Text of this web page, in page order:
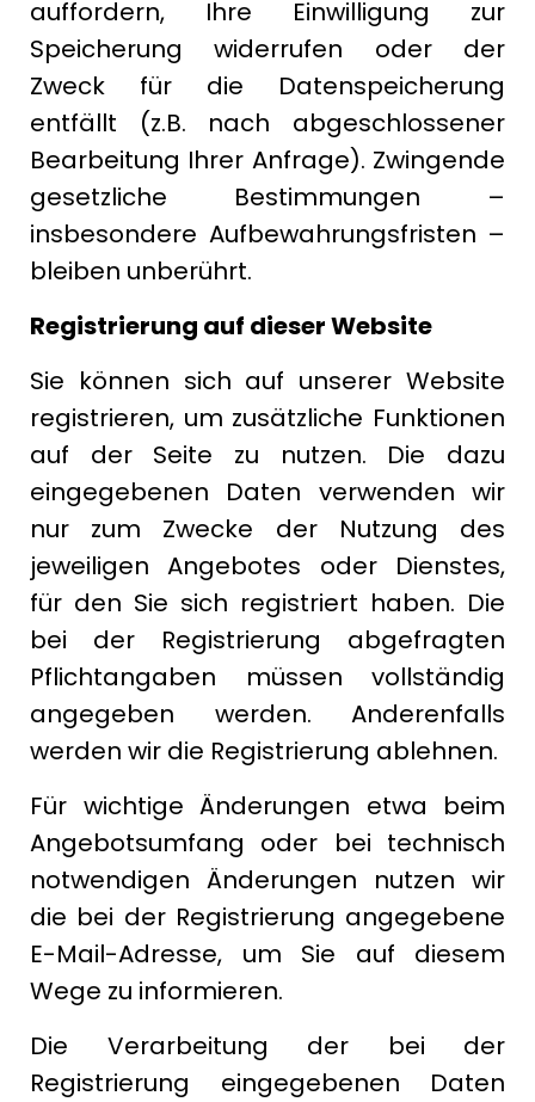
auffordern, Ihre Einwilligung zur
Speicherung widerrufen oder der
Zweck für die Datenspeicherung
entfällt (z.B. nach abgeschlossener
Bearbeitung Ihrer Anfrage). Zwingende
gesetzliche Bestimmungen –
insbesondere Aufbewahrungsfristen –
bleiben unberührt.
Registrierung auf dieser Website
Sie können sich auf unserer Website
registrieren, um zusätzliche Funktionen
auf der Seite zu nutzen. Die dazu
eingegebenen Daten verwenden wir
nur zum Zwecke der Nutzung des
jeweiligen Angebotes oder Dienstes,
für den Sie sich registriert haben. Die
bei der Registrierung abgefragten
Pflichtangaben müssen vollständig
angegeben werden. Anderenfalls
werden wir die Registrierung ablehnen.
Für wichtige Änderungen etwa beim
Angebotsumfang oder bei technisch
notwendigen Änderungen nutzen wir
die bei der Registrierung angegebene
E-Mail-Adresse, um Sie auf diesem
Wege zu informieren.
Die Verarbeitung der bei der
Registrierung eingegebenen Daten